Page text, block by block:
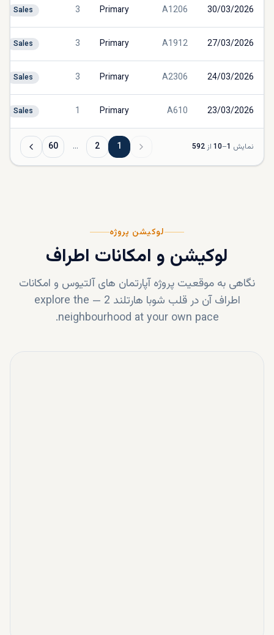
30/03/2026
A1206
Primary
3
Sales
27/03/2026
A1912
Primary
3
Sales
24/03/2026
A2306
Primary
3
Sales
23/03/2026
A610
Primary
1
Sales
نمایش 1
–
10 از 592
1
2
…
60
لوکیشن پروژه
لوکیشن و امکانات اطراف
نگاهی به موقعیت پروژه آپارتمان های آلتیوس و امکانات
اطراف آن در قلب شوبا هارتلند 2 —
explore the
neighbourhood at your own pace.